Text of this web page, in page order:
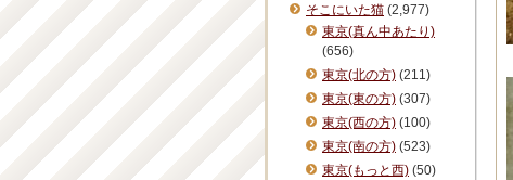
そこにいた猫 (2,977)
東京(真ん中あたり)
(656)
東京(北の方) (211)
東京(東の方) (307)
東京(西の方) (100)
東京(南の方) (523)
東京(もっと西) (50)